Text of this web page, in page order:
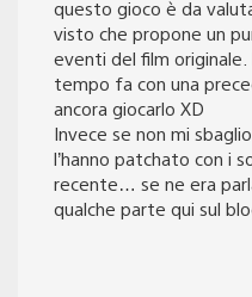
questo gioco è da
visto che propone un
eventi del film originale.
tempo fa con una
ancora giocarlo XD
Invece se non mi
l’hanno patchato con i
recente… se ne era
qualche parte qui sul